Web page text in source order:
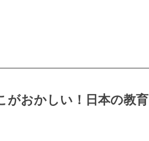
がおかしい！日本の教育